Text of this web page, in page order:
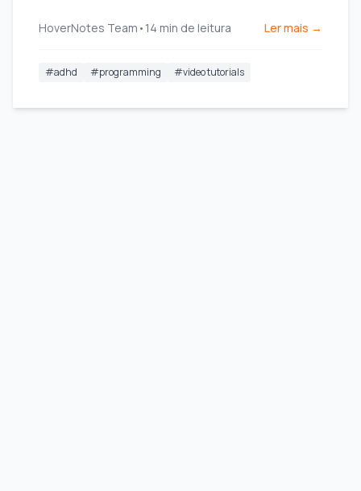
projetos.
HoverNotes Team • 14 min de leitura Ler mais →
#adhd #programming #video tutorials